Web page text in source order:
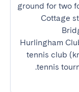
ground for two
Cottage
Hurlingham
tennis club
tennis